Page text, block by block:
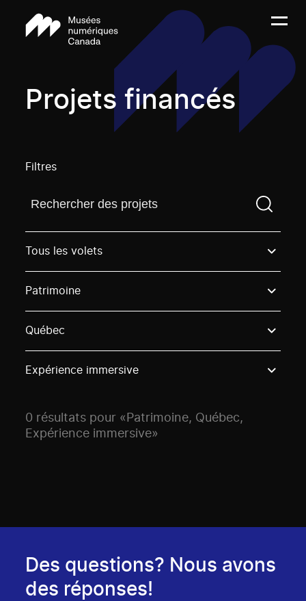
Projets financés
Filtres
Trouvez un projetVous devez saisir un terme de
Tous les volets
Patrimoine
Québec
Expérience immersive
0 résultats pour «Patrimoine, Québec,
Expérience immersive»
Des questions? Nous avons
des réponses!